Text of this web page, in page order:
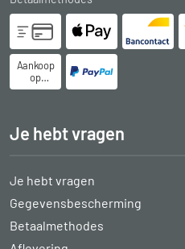
Aankoop
op
rekening
Je hebt vragen
Je hebt vragen
Gegevensbescherming
Betaalmethodes